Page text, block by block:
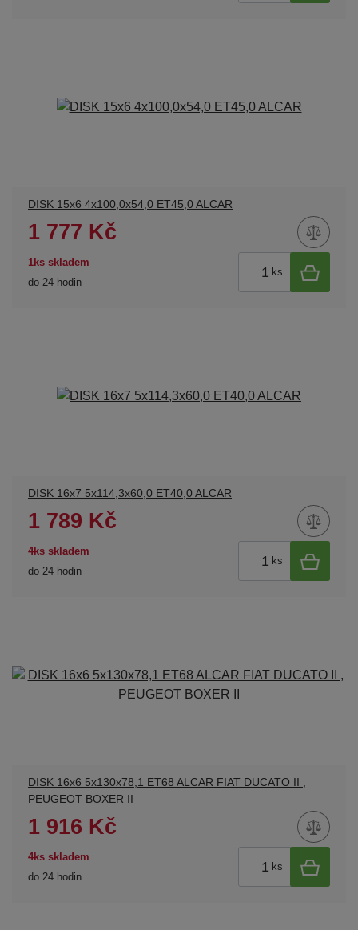
DISK 15x6 4x100,0x54,0 ET45,0 ALCAR
1 777 Kč
1ks skladem
do 24 hodin
ks
DISK 16x7 5x114,3x60,0 ET40,0 ALCAR
1 789 Kč
4ks skladem
do 24 hodin
ks
DISK 16x6 5x130x78,1 ET68 ALCAR FIAT DUCATO II ,
PEUGEOT BOXER II
1 916 Kč
4ks skladem
do 24 hodin
ks